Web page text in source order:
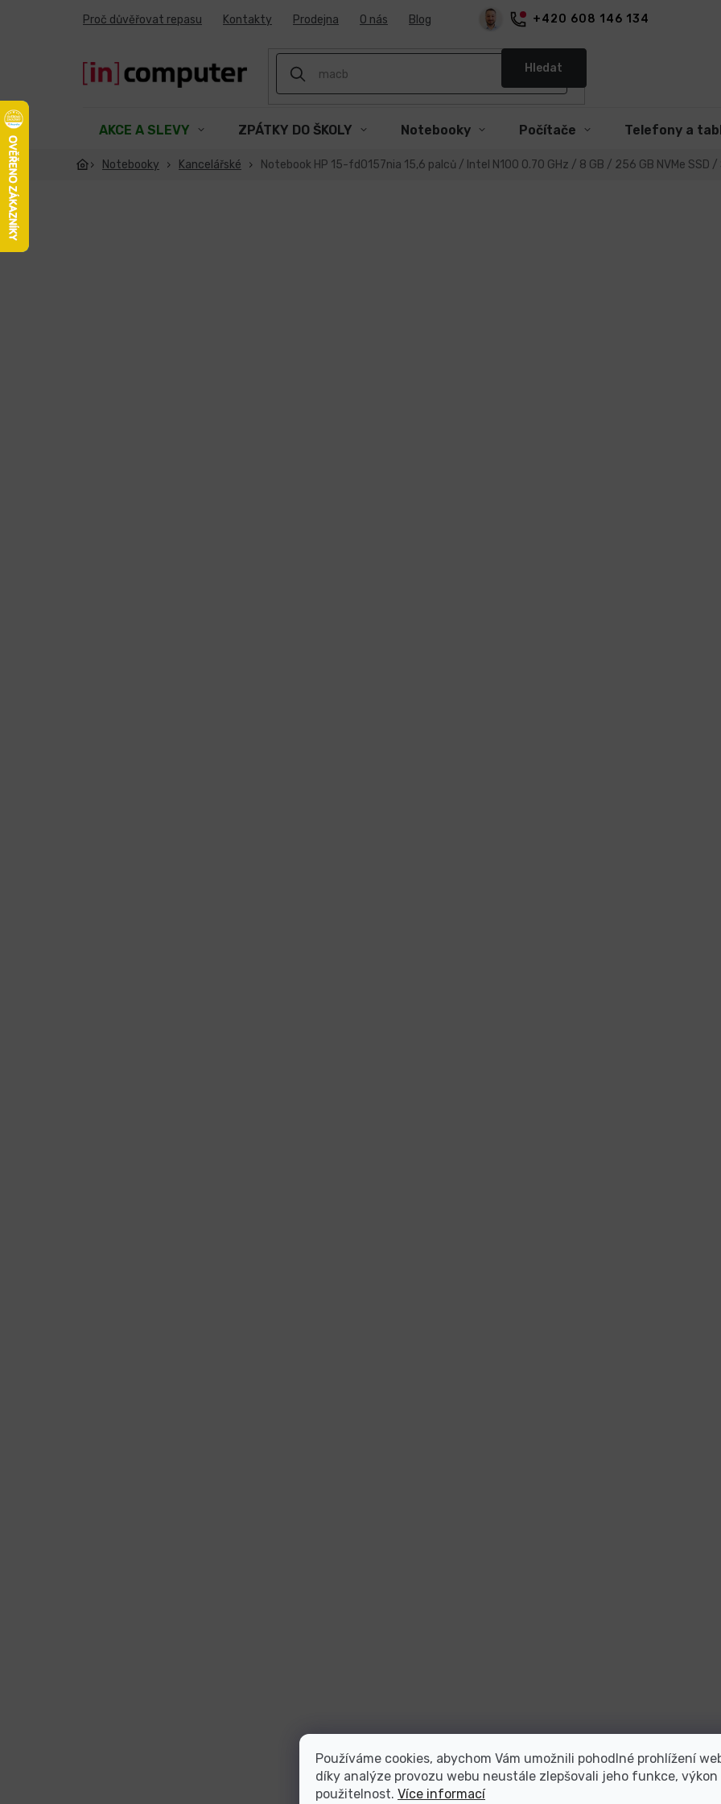
Používáme cookies, abychom Vám umožnili pohodlné prohlížení
díky analýze provozu webu neustále zlepšovali jeho funkce, výkon
použitelnost. Více informací
+420 608 146 134
Proč důvěřovat repasu Kontakty Prodejna O nás Blog
Hledat
AKCE A SLEVY ZPÁTKY DO ŠKOLY Notebooky Počítače Telefony a
Notebooky Kancelářské Notebook HP 15-fd0157nia 15,6 palců / Intel N100 0.70 GHz / 8 GB / 256 GB NVMe SSD